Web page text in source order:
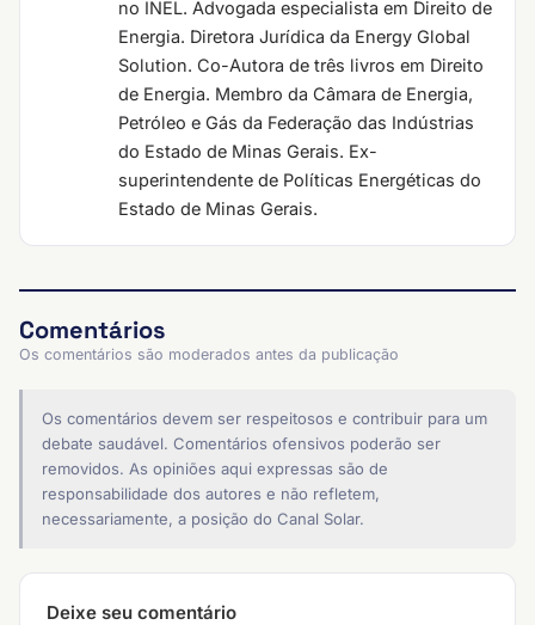
no INEL. Advogada especialista em Direito de
Energia. Diretora Jurídica da Energy Global
Solution. Co-Autora de três livros em Direito
de Energia. Membro da Câmara de Energia,
Petróleo e Gás da Federação das Indústrias
do Estado de Minas Gerais. Ex-
superintendente de Políticas Energéticas do
Estado de Minas Gerais.
Comentários
Os comentários são moderados antes da publicação
Os comentários devem ser respeitosos e contribuir para um
debate saudável. Comentários ofensivos poderão ser
removidos. As opiniões aqui expressas são de
responsabilidade dos autores e não refletem,
necessariamente, a posição do Canal Solar.
Deixe seu comentário